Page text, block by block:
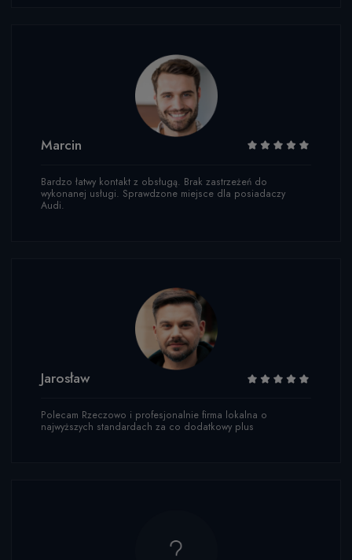
Marcin
Bardzo łatwy kontakt z obsługą. Brak zastrzeżeń do
wykonanej usługi. Sprawdzone miejsce dla posiadaczy
Audi.
Jarosław
Polecam Rzeczowo i profesjonalnie firma lokalna o
najwyższych standardach za co dodatkowy plus